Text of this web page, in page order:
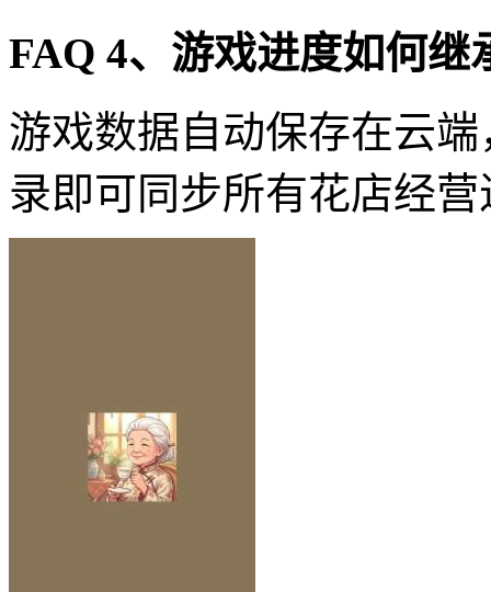
FAQ 4、游戏进度如何继
游戏数据自动保存在云
录即可同步所有花店经